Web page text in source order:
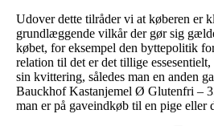
Udover dette tilråder vi at køberen er
grundlæggende vilkår der gør sig
købet, for eksempel den byttepolitik
relation til det er det tillige
sin kvittering, således man en anden
Bauckhof Kastanjemel Ø Glutenfri –
man er på gaveindkøb til en pige eller